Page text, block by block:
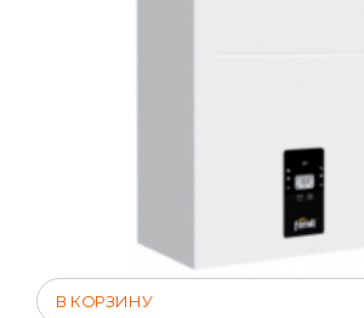
В КОРЗИНУ